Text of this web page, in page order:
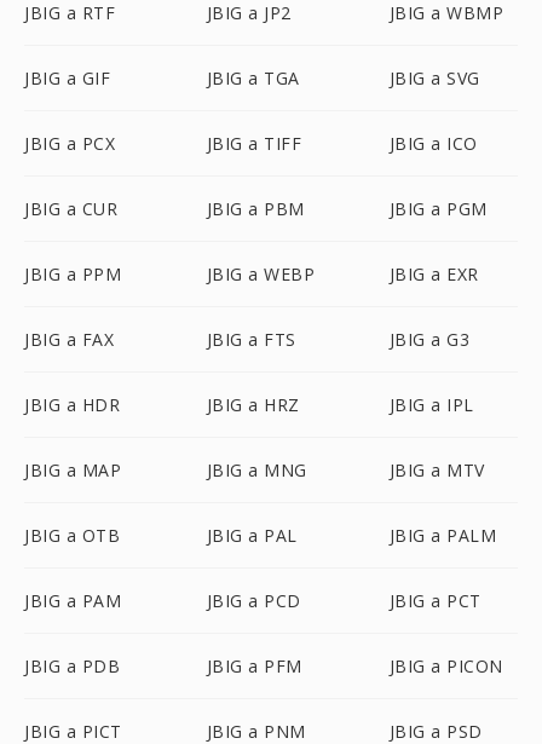
JBIG a RTF JBIG a JP2 JBIG a WBMP
JBIG a GIF JBIG a TGA JBIG a SVG
JBIG a PCX JBIG a TIFF JBIG a ICO
JBIG a CUR JBIG a PBM JBIG a PGM
JBIG a PPM JBIG a WEBP JBIG a EXR
JBIG a FAX JBIG a FTS JBIG a G3
JBIG a HDR JBIG a HRZ JBIG a IPL
JBIG a MAP JBIG a MNG JBIG a MTV
JBIG a OTB JBIG a PAL JBIG a PALM
JBIG a PAM JBIG a PCD JBIG a PCT
JBIG a PDB JBIG a PFM JBIG a PICON
JBIG a PICT JBIG a PNM JBIG a PSD